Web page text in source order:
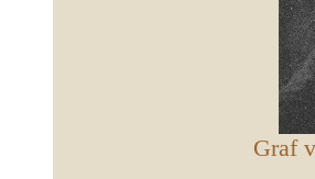
Graf